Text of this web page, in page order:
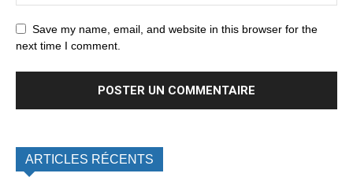
Save my name, email, and website in this browser for the
next time I comment.
ARTICLES RÉCENTS